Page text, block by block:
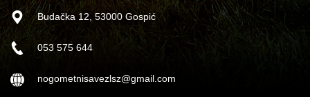
Budačka 12, 53000 Gospić
053 575 644
nogometnisavezlsz@gmail.com